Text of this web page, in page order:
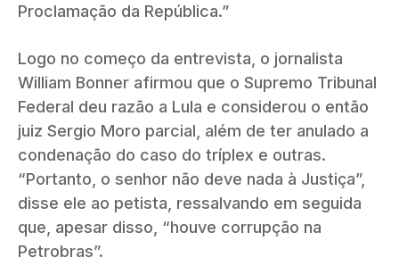
Proclamação da República.”
Logo no começo da entrevista, o jornalista
William Bonner afirmou que o Supremo Tribunal
Federal deu razão a Lula e considerou o então
juiz Sergio Moro parcial, além de ter anulado a
condenação do caso do tríplex e outras.
“Portanto, o senhor não deve nada à Justiça”,
disse ele ao petista, ressalvando em seguida
que, apesar disso, “houve corrupção na
Petrobras”.